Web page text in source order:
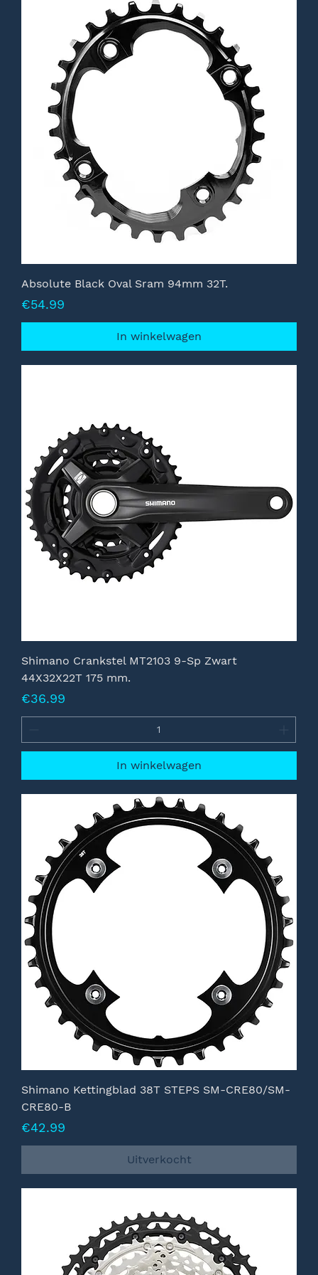
Absolute Black Oval Sram 94mm 32T.
Prijs
€54.99
In winkelwagen
Shimano Crankstel MT2103 9-Sp Zwart
44X32X22T 175 mm.
Prijs
€36.99
In winkelwagen
Shimano Kettingblad 38T STEPS SM-CRE80/SM-
CRE80-B
Prijs
€42.99
Uitverkocht